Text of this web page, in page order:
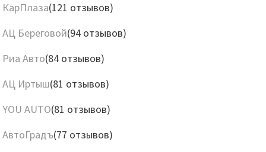
КарПлаза(121 отзывов)
АЦ Береговой(94 отзывов)
Риа Авто(84 отзывов)
АЦ Иртыш(81 отзывов)
YOU AUTO(81 отзывов)
АвтоГрадъ(77 отзывов)